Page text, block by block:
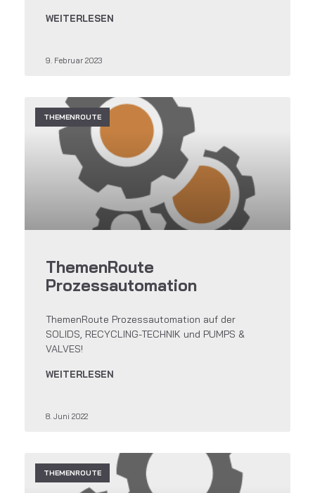
WEITERLESEN
9. Februar 2023
THEMENROUTE
ThemenRoute
Prozessautomation
ThemenRoute Prozessautomation auf der
SOLIDS, RECYCLING-TECHNIK und PUMPS &
VALVES!
WEITERLESEN
8. Juni 2022
THEMENROUTE